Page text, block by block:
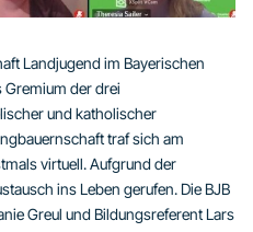
Landjugend im Bayerischen
Gremium der drei
und katholischer
traf sich am
virtuell. Aufgrund der
ins Leben gerufen. Die BJB
Greul und Bildungsreferent Lars